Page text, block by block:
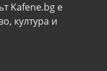
Kafene.bg e
култура и